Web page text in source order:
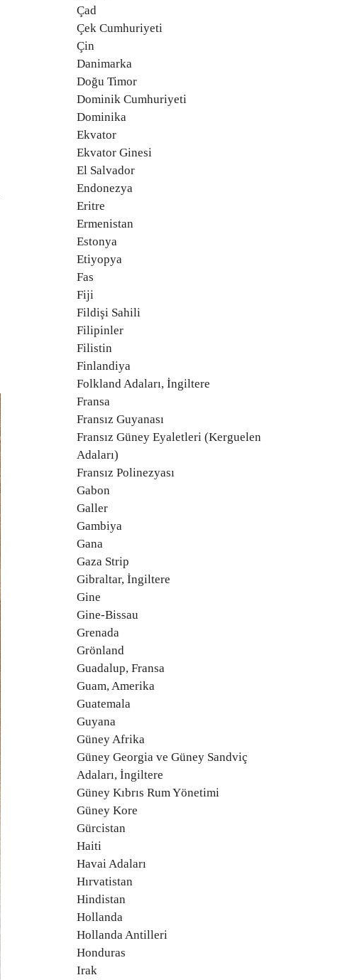
Çad
Çek Cumhuriyeti
Çin
Danimarka
Doğu Timor
Dominik Cumhuriyeti
Dominika
Ekvator
Ekvator Ginesi
El Salvador
Endonezya
Eritre
Ermenistan
Estonya
Etiyopya
Fas
Fiji
Fildişi Sahili
Filipinler
Filistin
Finlandiya
Folkland Adaları, İngiltere
Fransa
Fransız Guyanası
Fransız Güney Eyaletleri (Kerguelen
Adaları)
Fransız Polinezyası
Gabon
Galler
Gambiya
Gana
Gaza Strip
Gibraltar, İngiltere
Gine
Gine-Bissau
Grenada
Grönland
Guadalup, Fransa
Guam, Amerika
Guatemala
Guyana
Güney Afrika
Güney Georgia ve Güney Sandviç
Adaları, İngiltere
Güney Kıbrıs Rum Yönetimi
Güney Kore
Gürcistan
Haiti
Havai Adaları
Hırvatistan
Hindistan
Hollanda
Hollanda Antilleri
Honduras
Irak